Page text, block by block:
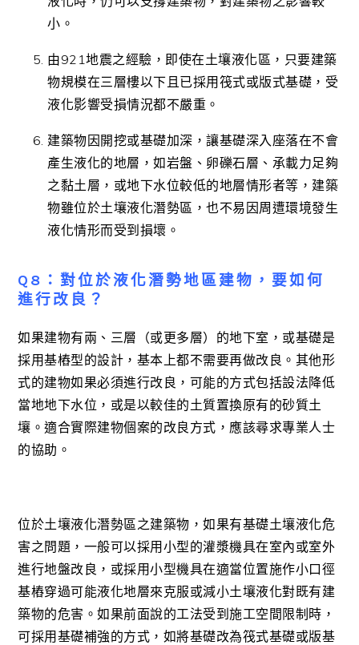
小。
由921地震之經驗，即使在土壤液化區，只要建築
物規模在三層樓以下且已採用筏式或版式基礎，受
液化影響受損情況都不嚴重。
建築物因開挖或基礎加深，讓基礎深入座落在不會
產生液化的地層，如岩盤、卵礫石層、承載力足夠
之黏土層，或地下水位較低的地層情形者等，建築
物雖位於土壤液化潛勢區，也不易因周遭環境發生
液化情形而受到損壞。
Q8：對位於液化潛勢地區建物，要如何
進行改良？
如果建物有兩、三層（或更多層）的地下室，或基礎是
採用基樁型的設計，基本上都不需要再做改良。其他形
式的建物如果必須進行改良，可能的方式包括設法降低
當地地下水位，或是以較佳的土質置換原有的砂質土
壤。適合實際建物個案的改良方式，應該尋求專業人士
的協助。
位於土壤液化潛勢區之建築物，如果有基礎土壤液化危
害之問題，一般可以採用小型的灌漿機具在室內或室外
進行地盤改良，或採用小型機具在適當位置施作小口徑
基樁穿過可能液化地層來克服或減小土壤液化對既有建
築物的危害。如果前面說的工法受到施工空間限制時，
可採用基礎補強的方式，如將基礎改為筏式基礎或版基